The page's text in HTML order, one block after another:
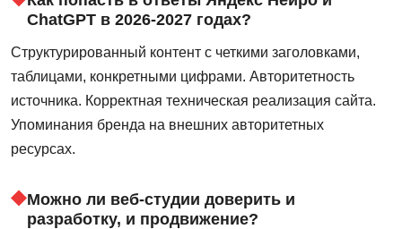
ChatGPT в 2026-2027 годах?
Структурированный контент с четкими заголовками,
таблицами, конкретными цифрами. Авторитетность
источника. Корректная техническая реализация сайта.
Упоминания бренда на внешних авторитетных
ресурсах.
Можно ли веб-студии доверить и
разработку, и продвижение?